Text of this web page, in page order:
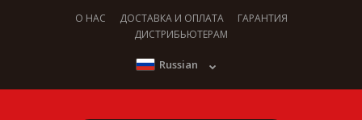
О НАС ДОСТАВКА И ОПЛАТА
ГАРАНТИЯ
ДИСТРИБЬЮТЕРАМ
Russian